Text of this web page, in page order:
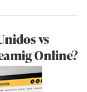
vs
Online?